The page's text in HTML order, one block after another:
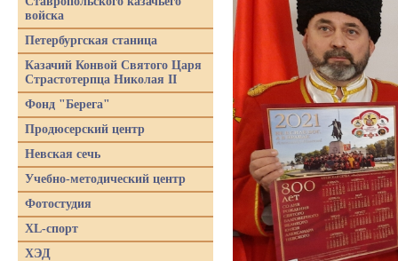
войска
Петербургская станица
Казачий Конвой Святого Царя
Страстотерпца Николая II
Фонд "Берега"
Продюсерский центр
Невская сечь
Учебно-методический центр
Фотостудия
XL-спорт
ХЭД